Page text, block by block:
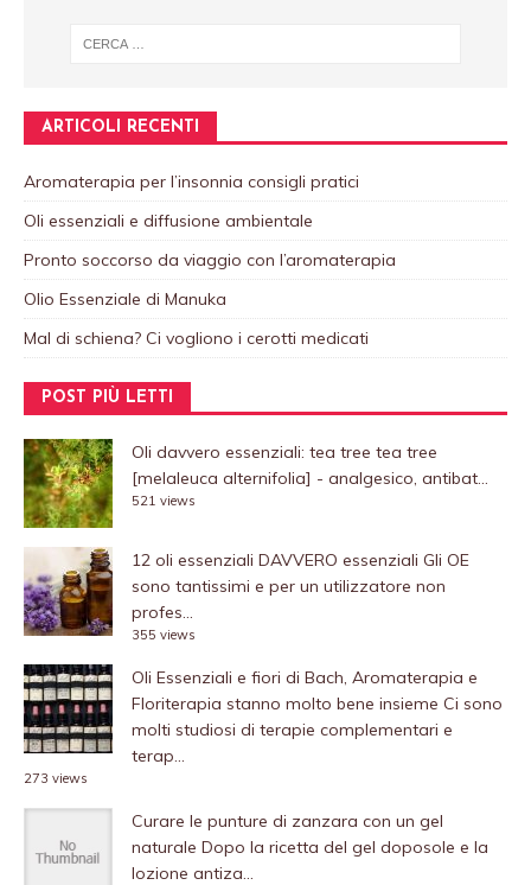
ARTICOLI RECENTI
Aromaterapia per l’insonnia consigli pratici
Oli essenziali e diffusione ambientale
Pronto soccorso da viaggio con l’aromaterapia
Olio Essenziale di Manuka
Mal di schiena? Ci vogliono i cerotti medicati
POST PIÙ LETTI
Oli davvero essenziali: tea tree tea tree
[melaleuca alternifolia] - analgesico, antibat...
521 views
12 oli essenziali DAVVERO essenziali Gli OE
sono tantissimi e per un utilizzatore non
profes...
355 views
Oli Essenziali e fiori di Bach, Aromaterapia e
Floriterapia stanno molto bene insieme Ci sono
molti studiosi di terapie complementari e
terap...
273 views
Curare le punture di zanzara con un gel
naturale Dopo la ricetta del gel doposole e la
lozione antiza...